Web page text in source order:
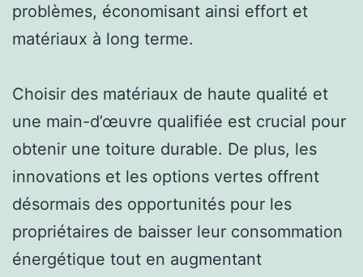
problèmes, économisant ainsi effort et
matériaux à long terme.
Choisir des matériaux de haute qualité et
une main-d’œuvre qualifiée est crucial pour
obtenir une toiture durable. De plus, les
innovations et les options vertes offrent
désormais des opportunités pour les
propriétaires de baisser leur consommation
énergétique tout en augmentant